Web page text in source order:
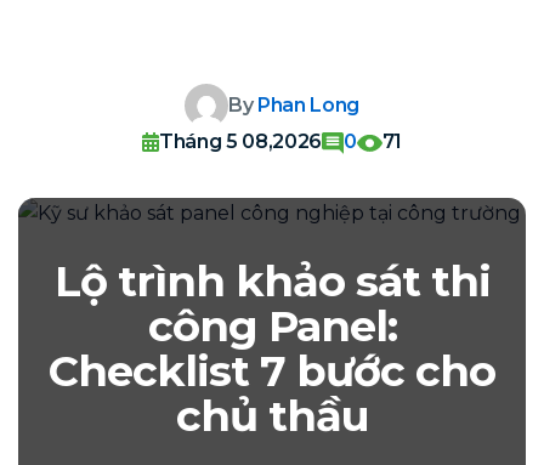
By Phan Long
Tháng 5 08,2026
0 71
Lộ trình khảo sát thi
công Panel:
Checklist 7 bước cho
chủ thầu